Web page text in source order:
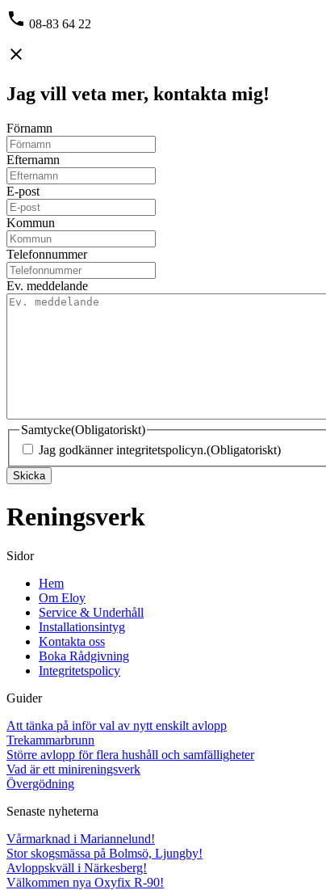
phone 08-83 64 22
close
Jag vill veta mer, kontakta mig!
Förnamn
Efternamn
E-post
Kommun
Telefonnummer
Ev. meddelande
Samtycke(Obligatoriskt)
Jag godkänner integritetspolicyn.(Obligatoriskt)
Skicka
Reningsverk
Sidor
Hem
Om Eloy
Service & Underhåll
Installationsintyg
Kontakta oss
Boka Rådgivning
Integritetspolicy
Guider
Att tänka på inför val av nytt enskilt avlopp
Trekammarbrunn
Större avlopp för flera hushåll och samfälligheter
Vad är ett minireningsverk
Övergödning
Senaste nyheterna
Vårmarknad i Mariannelund!
Stor skogsmässa på Bolmsö, Ljungby!
Avloppskväll i Närkesberg!
Välkommen nya Oxyfix R-90!